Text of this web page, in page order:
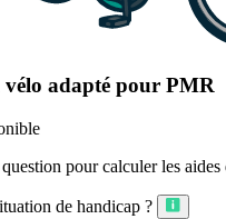
adapté pour PMR
pour calculer les aides
de handicap ?